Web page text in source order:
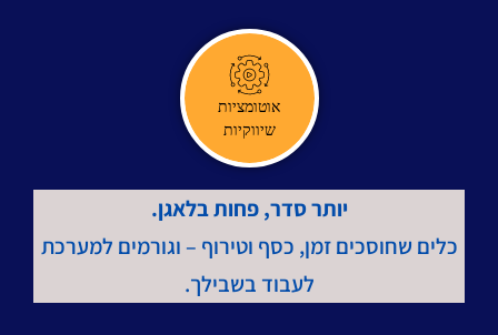
אוטומציות
שיווקיות
יותר סדר, פחות בלאגן.
כלים שחוסכים זמן, כסף וטירוף – וגורמים למערכת
לעבוד בשבילך.